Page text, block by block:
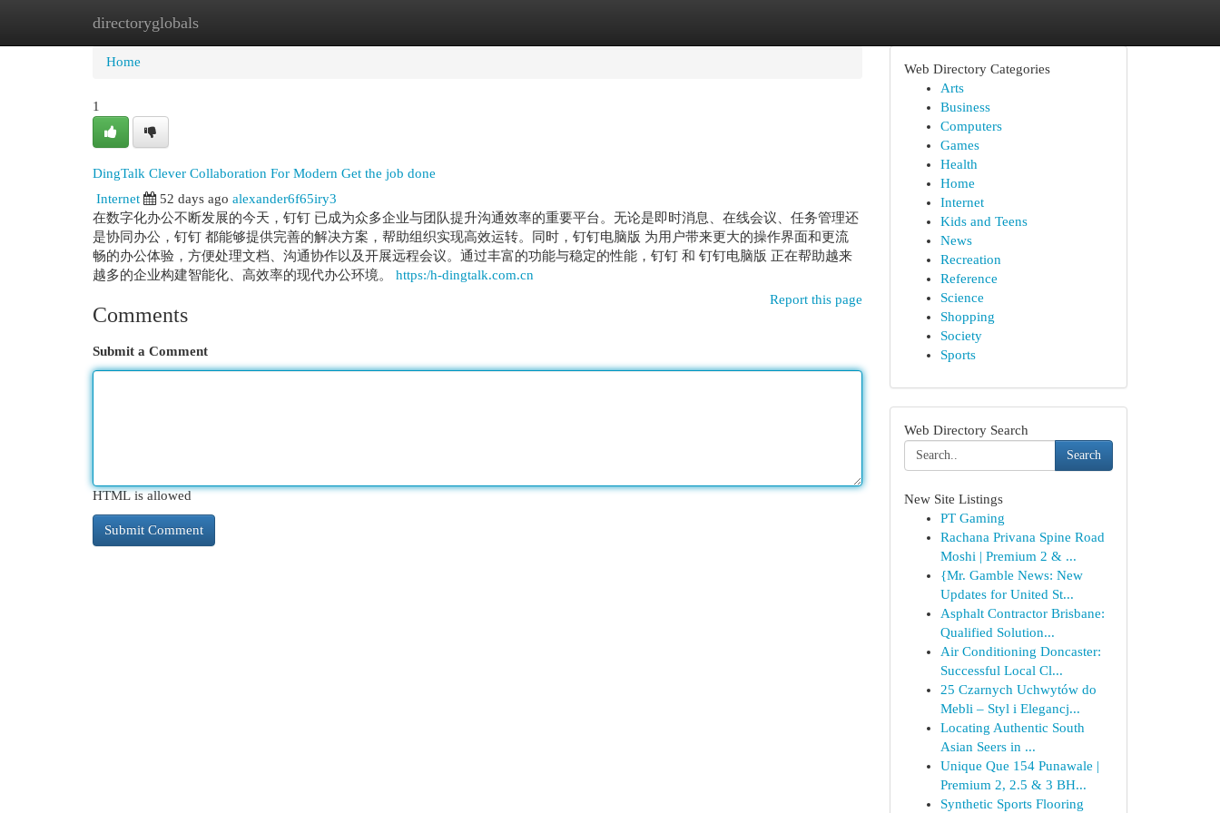
directoryglobals
Home New Site Listings
Home
1
DingTalk Clever Collaboration For Modern Get the job done
Internet
52 days ago alexander6f65iry3
在数字化办公不断发展的今天，钉钉 已成为众多企业与团队提升沟通效率的重要平台。无论是即时消息、在线会议、任务管理还
是协同办公，钉钉 都能够提供完善的解决方案，帮助组织实现高效运转。同时，钉钉电脑版 为用户带来更大的操作界面和更流
畅的办公体验，方便处理文档、沟通协作以及开展远程会议。通过丰富的功能与稳定的性能，钉钉 和 钉钉电脑版 正在帮助越来
越多的企业构建智能化、高效率的现代办公环境。 https:/h-dingtalk.com.cn
Report this page
Comments
Submit a Comment
HTML is allowed
Web Directory Categories
Arts
Business
Computers
Games
Health
Home
Internet
Kids and Teens
News
Recreation
Reference
Science
Shopping
Society
Sports
Web Directory Search
Search
New Site Listings
PT Gaming
Rachana Privana Spine Road
Moshi | Premium 2 & ...
{Mr. Gamble News: New
Updates for United St...
Asphalt Contractor Brisbane:
Qualified Solution...
Air Conditioning Doncaster:
Successful Local Cl...
25 Czarnych Uchwytów do
Mebli – Styl i Elegancj...
Locating Authentic South
Asian Seers in ...
Unique Que 154 Punawale |
Premium 2, 2.5 & 3 BH...
Synthetic Sports Flooring